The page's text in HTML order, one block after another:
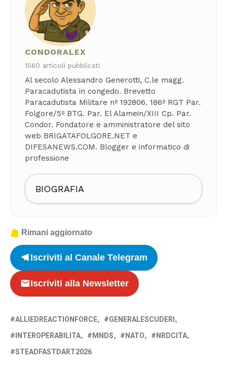
CONDORALEX
1560 articoli pubblicati
Al secolo Alessandro Generotti, C.le magg.
Paracadutista in congedo. Brevetto
Paracadutista Militare nº 192806. 186º RGT Par.
Folgore/5º BTG. Par. El Alamein/XIII Cp. Par.
Condor. Fondatore e amministratore del sito
web BRIGATAFOLGORE.NET e
DIFESANEWS.COM. Blogger e informatico di
professione
BIOGRAFIA
Rimani aggiornato
Iscriviti al Canale Telegram
Iscriviti alla Newsletter
ALLIEDREACTIONFORCE
GENERALESCUDERI
INTEROPERABILITA
MNDS NATO
NRDCITA
STEADFASTDART2026